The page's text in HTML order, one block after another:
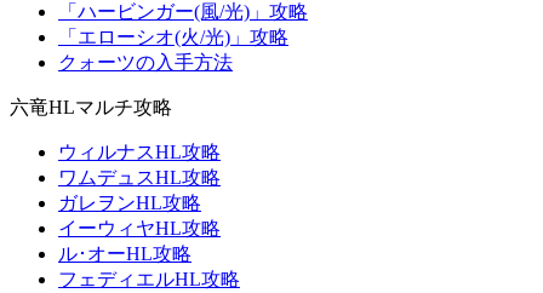
「ハービンガー(風/光)」攻略
「エローシオ(火/光)」攻略
クォーツの入手方法
六竜HLマルチ攻略
ウィルナスHL攻略
ワムデュスHL攻略
ガレヲンHL攻略
イーウィヤHL攻略
ル･オーHL攻略
フェディエルHL攻略